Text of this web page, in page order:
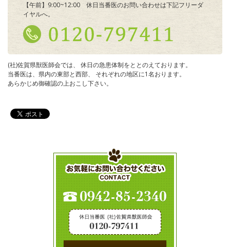
【午前】9:00~12:00 休日当番医のお問い合わせは下記フリーダ
イヤルへ。
(社)佐賀県獣医師会では、 休日の急患体制をととのえております。
当番医は、県内の東部と西部、 それぞれの地区に1名おります。
あらかじめ御確認の上おこし下さい。